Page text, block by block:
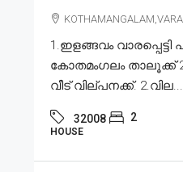
1.ഇളങ്ങവം
കോതമംഗലം താലൂക്ക്
വീട് വില്പനക്ക്. 2.വില...
32008 2
HOUSE